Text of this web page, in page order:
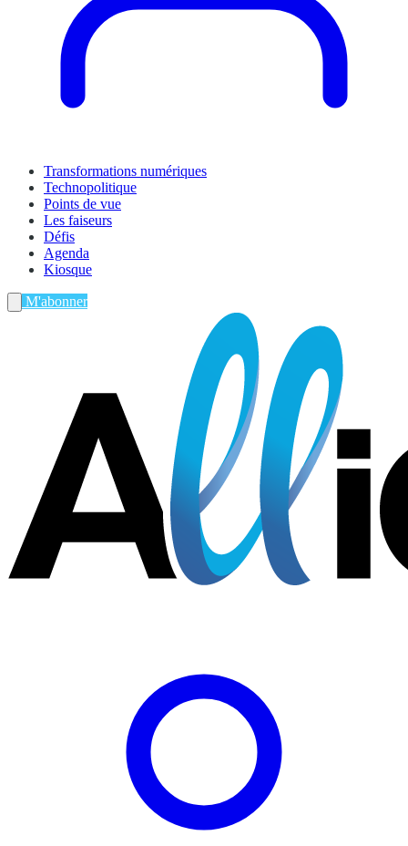
Transformations numériques
Technopolitique
Points de vue
Les faiseurs
Défis
Agenda
Kiosque
M'abonner